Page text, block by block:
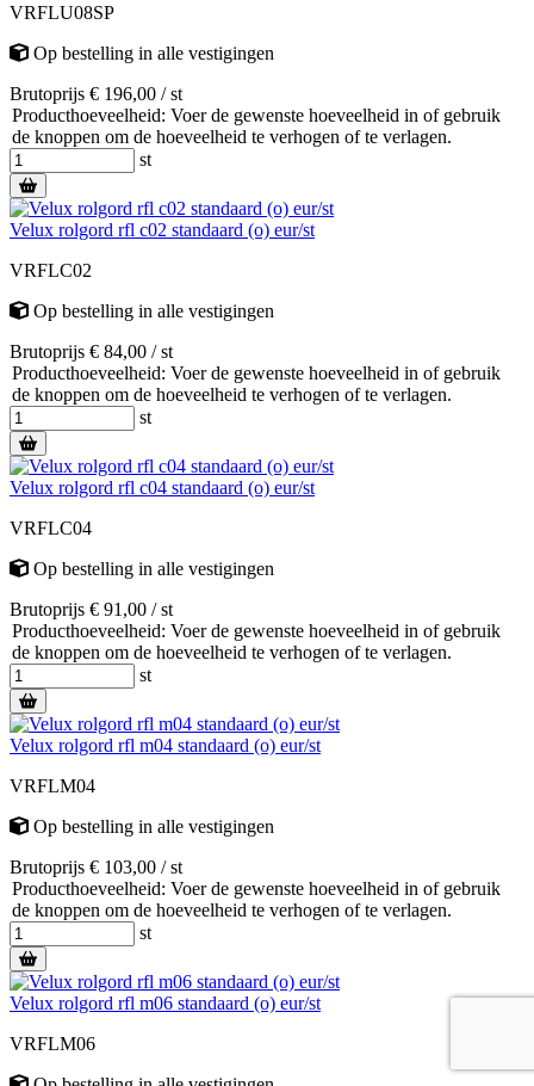
VRFLU08SP
Op bestelling in alle vestigingen
Brutoprijs € 196,00 / st
Producthoeveelheid: Voer de gewenste hoeveelheid in of gebruik
de knoppen om de hoeveelheid te verhogen of te verlagen.
st
Velux rolgord rfl c02 standaard (o) eur/st
VRFLC02
Op bestelling in alle vestigingen
Brutoprijs € 84,00 / st
Producthoeveelheid: Voer de gewenste hoeveelheid in of gebruik
de knoppen om de hoeveelheid te verhogen of te verlagen.
st
Velux rolgord rfl c04 standaard (o) eur/st
VRFLC04
Op bestelling in alle vestigingen
Brutoprijs € 91,00 / st
Producthoeveelheid: Voer de gewenste hoeveelheid in of gebruik
de knoppen om de hoeveelheid te verhogen of te verlagen.
st
Velux rolgord rfl m04 standaard (o) eur/st
VRFLM04
Op bestelling in alle vestigingen
Brutoprijs € 103,00 / st
Producthoeveelheid: Voer de gewenste hoeveelheid in of gebruik
de knoppen om de hoeveelheid te verhogen of te verlagen.
st
Velux rolgord rfl m06 standaard (o) eur/st
VRFLM06